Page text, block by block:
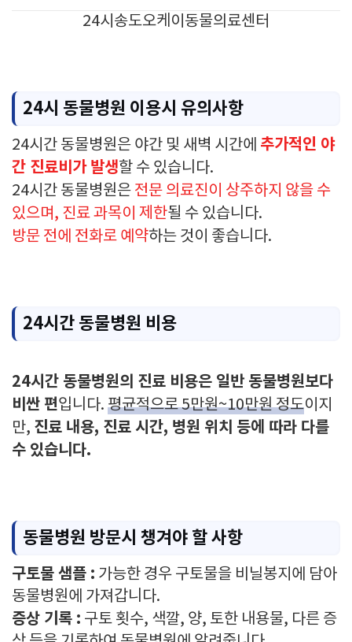
24시송도오케이동물의료센터
24시 동물병원 이용시 유의사항
24시간 동물병원은 야간 및 새벽 시간에 추가적인 야
간 진료비가 발생할 수 있습니다.
24시간 동물병원은 전문 의료진이 상주하지 않을 수
있으며, 진료 과목이 제한될 수 있습니다.
방문 전에 전화로 예약하는 것이 좋습니다.
24시간 동물병원 비용
24시간 동물병원의 진료 비용은 일반 동물병원보다
비싼 편입니다. 평균적으로 5만원~10만원 정도이지
만, 진료 내용, 진료 시간, 병원 위치 등에 따라 다를
수 있습니다.
동물병원 방문시 챙겨야 할 사항
구토물 샘플 : 가능한 경우 구토물을 비닐봉지에 담아
동물병원에 가져갑니다.
증상 기록 : 구토 횟수, 색깔, 양, 토한 내용물, 다른 증